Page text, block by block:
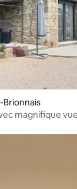
Brionnais
magnifique vue